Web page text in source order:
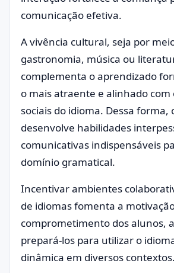
comunicação efetiva.
A vivência cultural, seja por
gastronomia, música ou
complementa o aprendizado
o mais atraente e alinhado com
sociais do idioma. Dessa forma,
desenvolve habilidades
comunicativas indispensáveis
domínio gramatical.
Incentivar ambientes
de idiomas fomenta a
comprometimento dos alunos,
prepará-los para utilizar o
dinâmica em diversos contextos.